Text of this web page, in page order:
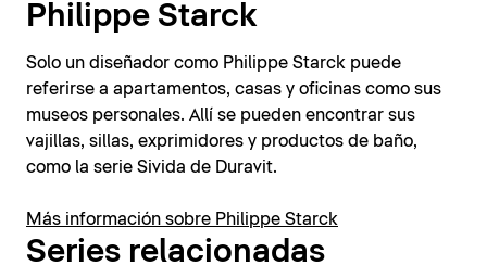
Philippe Starck
Solo un diseñador como Philippe Starck puede
referirse a apartamentos, casas y oficinas como sus
museos personales. Allí se pueden encontrar sus
vajillas, sillas, exprimidores y productos de baño,
como la serie Sivida de Duravit.
Más información sobre Philippe Starck
Series relacionadas